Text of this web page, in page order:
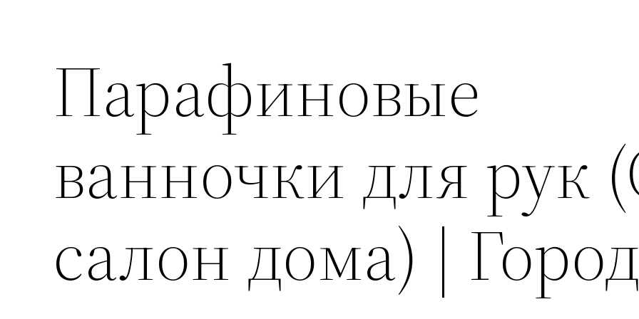
Парафиновые
ванночки для рук
салон дома) | Город